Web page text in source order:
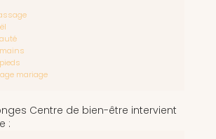
mariage
Centre de bien-être intervient
: